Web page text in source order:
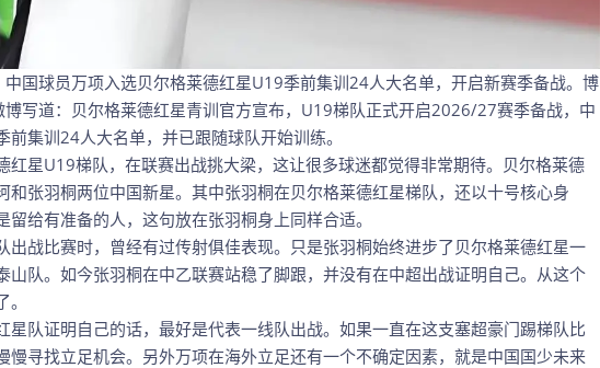
中国球员万项入选贝尔格莱德红星U19季前集训24人大名单，开启新赛季备战。博
博写道：贝尔格莱德红星青训官方宣布，U19梯队正式开启2026/27赛季备战，中
集训24人大名单，并已跟随球队开始训练。
红星U19梯队，在联赛出战挑大梁，这让很多球迷都觉得非常期待。贝尔格莱德
和张羽桐两位中国新星。其中张羽桐在贝尔格莱德红星梯队，还以十号核心身
给有准备的人，这句放在张羽桐身上同样合适。
出战比赛时，曾经有过传射俱佳表现。只是张羽桐始终进步了贝尔格莱德红星一
山队。如今张羽桐在中乙联赛站稳了脚跟，并没有在中超出战证明自己。从这个
星队证明自己的话，最好是代表一线队出战。如果一直在这支塞超豪门踢梯队比
慢寻找立足机会。另外万项在海外立足还有一个不确定因素，就是中国国少未来